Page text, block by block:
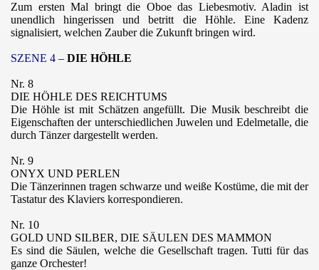
Zum ersten Mal bringt die Oboe das Liebesmotiv. Aladin ist
unendlich hingerissen und betritt die Höhle. Eine Kadenz
signalisiert, welchen Zauber die Zukunft bringen wird.
SZENE 4 – DIE HÖHLE
Nr. 8
DIE HÖHLE DES REICHTUMS
Die Höhle ist mit Schätzen angefüllt. Die Musik beschreibt die
Eigenschaften der unterschiedlichen Juwelen und Edelmetalle, die
durch Tänzer dargestellt werden.
Nr. 9
ONYX UND PERLEN
Die Tänzerinnen tragen schwarze und weiße Kostüme, die mit der
Tastatur des Klaviers korrespondieren.
Nr. 10
GOLD UND SILBER, DIE SÄULEN DES MAMMON
Es sind die Säulen, welche die Gesellschaft tragen. Tutti für das
ganze Orchester!